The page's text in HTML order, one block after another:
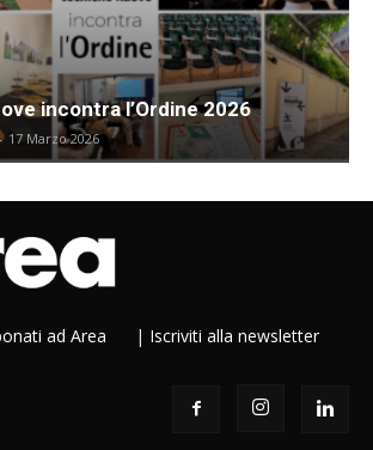
incontra l’Ordine 2026
17 Marzo 2026
ad Area | Iscriviti alla newsletter